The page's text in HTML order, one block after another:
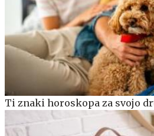
Ti znaki horoskopa za svojo